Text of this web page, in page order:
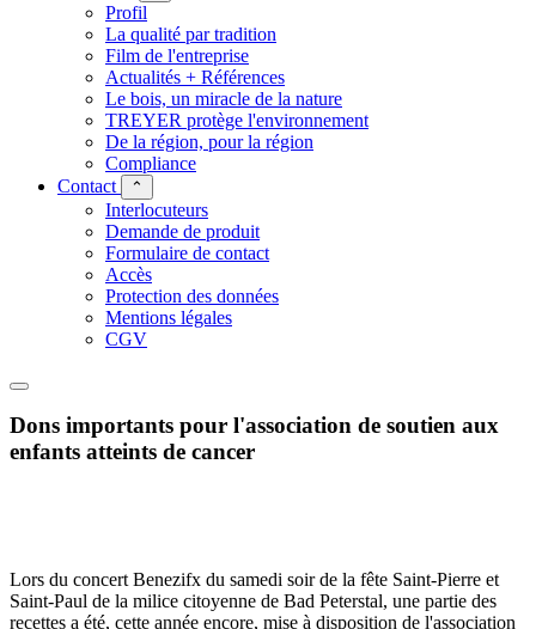
Profil
La qualité par tradition
Film de l'entreprise
Actualités + Références
Le bois, un miracle de la nature
TREYER protège l'environnement
De la région, pour la région
Compliance
Contact
⌃
Interlocuteurs
Demande de produit
Formulaire de contact
Accès
Protection des données
Mentions légales
CGV
Dons importants pour l'association de soutien aux
enfants atteints de cancer
Lors du concert Benezifx du samedi soir de la fête Saint-Pierre et
Saint-Paul de la milice citoyenne de Bad Peterstal, une partie des
recettes a été, cette année encore, mise à disposition de l'association